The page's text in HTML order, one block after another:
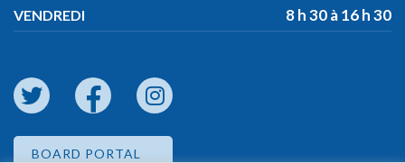
VENDREDI 8 h 30 à 16 h 30
BOARD PORTAL